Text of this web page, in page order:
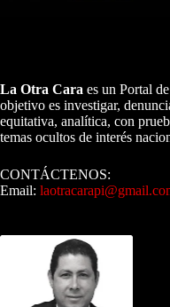
La Otra Cara es un Portal
objetivo es investigar,
equitativa, analítica, con
temas ocultos de interés
CONTÁCTENOS:
Email: